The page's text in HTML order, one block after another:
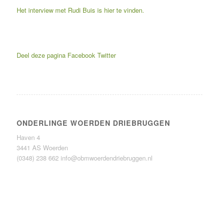
Het interview met Rudi Buis is hierte vinden.
Deel deze pagina Facebook Twitter
ONDERLINGE WOERDEN DRIEBRUGGEN
Haven 4
3441 AS Woerden
(0348) 238 662 info@obmwoerdendriebruggen.nl